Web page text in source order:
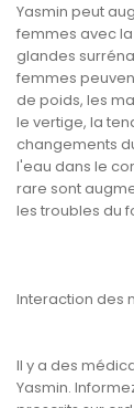
Yasmin peut
femmes avec
glandes
femmes
de poids, les
le vertige, la
changements
l'eau dans le
rare sont
les troubles du
Interaction des
Il y a des
Yasmin.